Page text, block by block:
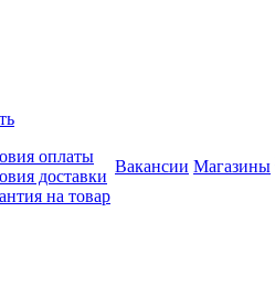
оплаты
доставки
на товар
Вакансии Магазины